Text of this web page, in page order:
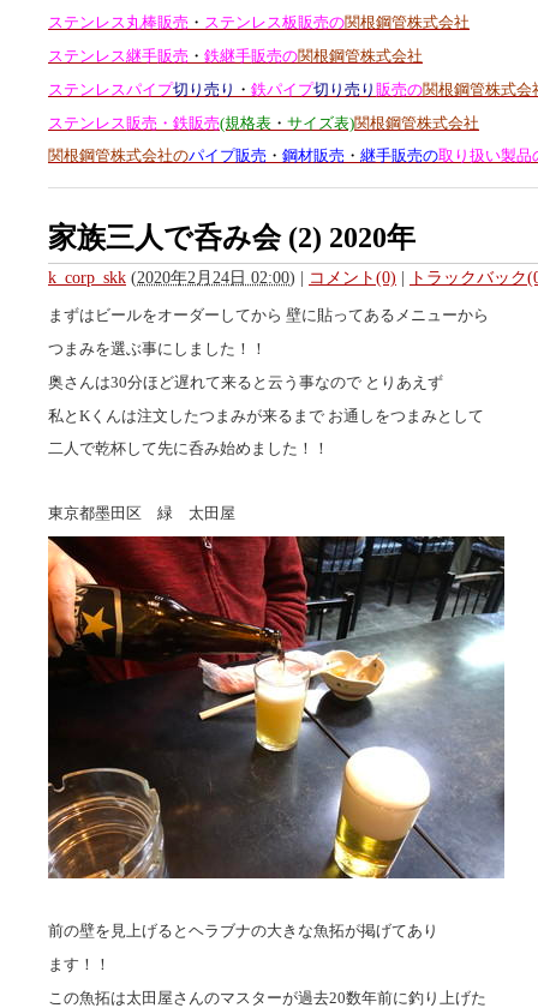
ステンレス丸棒販売 ・ ステンレス板販売の関根鋼管株式会社
ステンレス継手販売 ・ 鉄継手販売の関根鋼管株式会社
ステンレスパイプ切り売り ・ 鉄パイプ切り売り 販売の関根鋼管株式会
ステンレス販売・鉄販売(規格表 ・ サイズ表)関根鋼管株式会社
関根鋼管株式会社のパイプ販売 ・ 鋼材販売 ・ 継手販売の取り扱い製品
家族三人で呑み会 (2) 2020年
k_corp_skk (2020年2月24日 02:00) | コメント(0) | トラックバック
まずはビールをオーダーしてから 壁に貼ってあるメニューから
つまみを選ぶ事にしました！！
奥さんは30分ほど遅れて来ると云う事なので とりあえず
私とKくんは注文したつまみが来るまで お通しをつまみとして
二人で乾杯して先に呑み始めました！！
東京都墨田区 緑 太田屋
前の壁を見上げるとヘラブナの大きな魚拓が掲げてあり
ます！！
この魚拓は太田屋さんのマスターが過去20数年前に釣り上げた